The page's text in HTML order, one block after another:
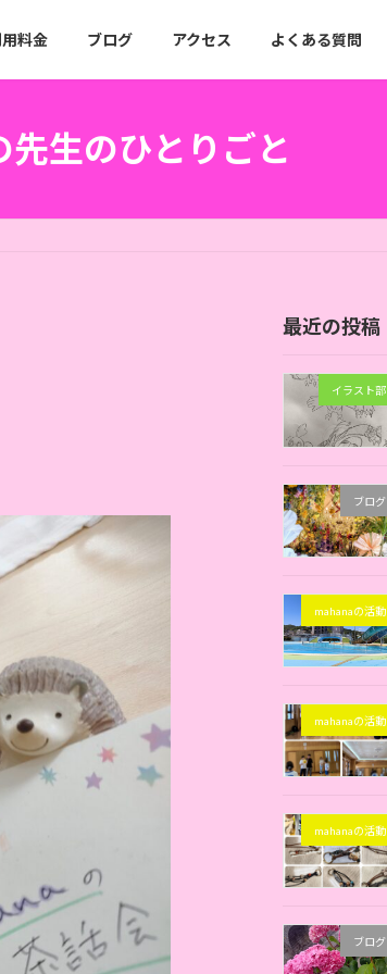
料金 ブログ アクセス よくある質問
生のひとりごと
最近の投稿
イラスト部
ブログ
mahanaの活動
mahanaの活動
mahanaの活動
ブログ